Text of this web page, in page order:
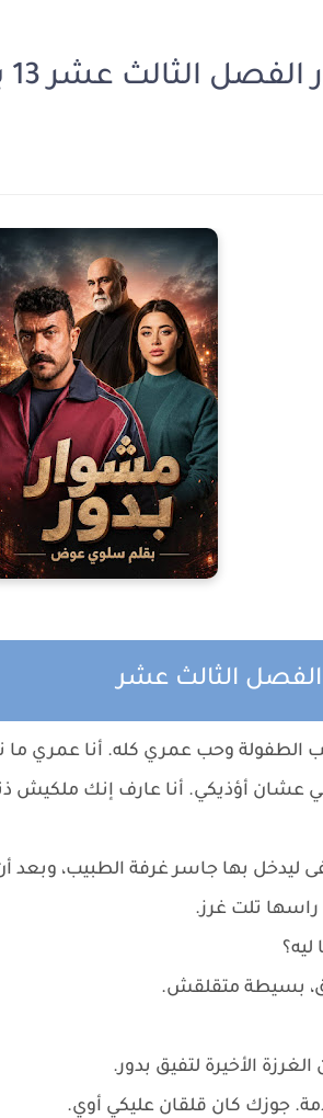
الثالث عشر 13 بقلم سلوي عوض
الفصل الثالث عشر
الطفولة وحب عمري كله. أنا عمري
عشان أؤذيكي. أنا عارف إنك
ليدخل بها جاسر غرفة الطبيب، وبعد
تلت غرز.
بسيطة متقلقش.
الأخيرة لتفيق بدور.
جوزك كان قلقان عليكي أوي.